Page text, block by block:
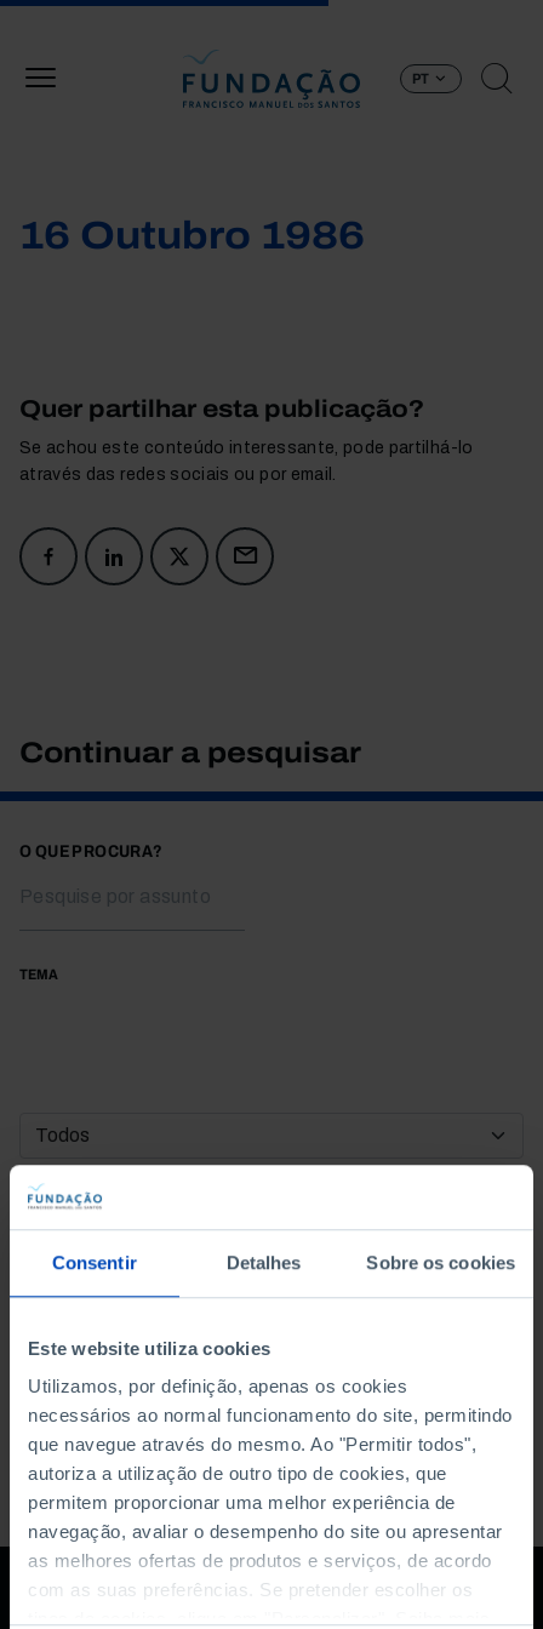
Consentir Detalhes Sobre os cookies
Este website utiliza cookies
Utilizamos, por definição, apenas os cookies
necessários ao normal funcionamento do site, permitindo
que navegue através do mesmo. Ao "Permitir todos",
autoriza a utilização de outro tipo de cookies, que
permitem proporcionar uma melhor experiência de
navegação, avaliar o desempenho do site ou apresentar
as melhores ofertas de produtos e serviços, de acordo
com as suas preferências. Se pretender escolher os
PT
16 Outubro 1986
Quer partilhar esta publicação?
Se achou este conteúdo interessante, pode partilhá-lo
através das redes sociais ou por email.
Continuar a pesquisar
O QUE PROCURA?
TEMA
DATA DE INÍCIO
DATA DE FIM